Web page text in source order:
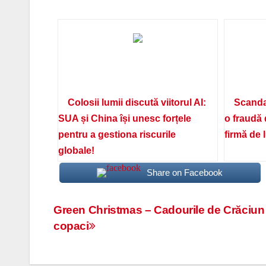
Colosii lumii discută viitorul AI:
SUA și China își unesc forțele
pentru a gestiona riscurile
globale!
o fraudă
firmă de
Share on Facebook
Navigare
în
Green Christmas – Cadourile de
copaci